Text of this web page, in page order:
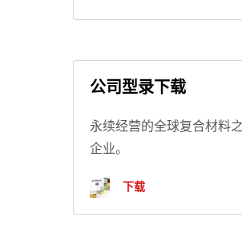
公司型录下载
永续经营的全球复合材料
企业。
下载